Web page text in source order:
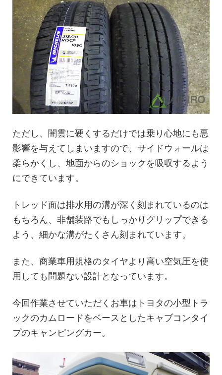
ただし、闇雲に硬くするだけでは乗り心地にも悪
影響を与えてしまいますので、サイドウォールは
柔らかくし、地面からのショックを吸収するよう
にできています。
トレッド面は排水用の溝が深く刻まれているのは
もちろん、非舗装路でもしっかりグリップできる
よう、細かな溝がたくさん刻まれています。
また、商業車用規格のタイヤより高い空気圧を使
用しても問題ない設計となっています。
今回作業させていただくお車はトヨタの小型トラ
ックのカムロードをベースとしたキャブコンタイ
プのキャンピングカー。